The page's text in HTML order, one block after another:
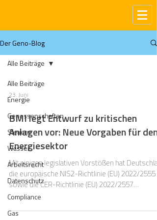
Der Geno-Blog
Alle Beiträge
Energie
Genossenschaften
Steuern
Wasser
Arbeitsrecht
Datenschutz
Compliance
Gas
Alle Beiträge
23. Juni
BMI legt Entwurf zu kritischen
Anlagen vor: Neue Vorgaben für den
Energiesektor
Mit einigen legislativen Vorstößen hat
die europäische NIS2-Richtlinie (EU) 2022/2555
sowie die CER-Richtlinie (EU) 2022/2557
umgesetzt und damit den regulatorischen
kritischer Anlagen grundlegend neu gestaltet.